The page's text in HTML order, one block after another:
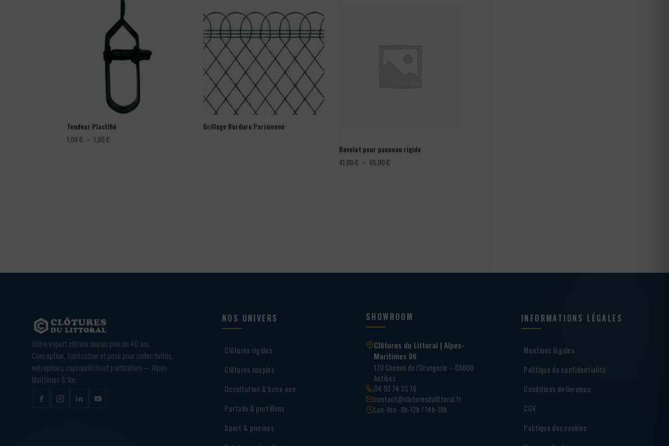
Tendeur Plastifié
1,08€ – 1,80€
Grillage Bordure Parisienne
Bavolet pour panneau rigide
41,00€ – 65,00€
Votre expert clôture depuis plus de 40 ans.
Conception, fabrication et pose pour collectivités,
entreprises, copropriétés et particuliers — Alpes-
Maritimes & Var.
NOS UNIVERS
Clôtures rigides
Clôtures souples
Occultation & brise-vue
Portails & portillons
Sport & piscines
SHOWROOM
Clôtures du Littoral | Alpes-
Maritimes 06
170 Chemin de l’Orangerie – 06600
Antibes
04 93 74 33 76
contact@cloturesdulittoral.fr
Lun-Ven · 8h-12h / 14h-18h
INFORMATIONS LÉGALES
Mentions légales
Politique de confidentialité
Conditions de livraison
CGV
Politique des cookies